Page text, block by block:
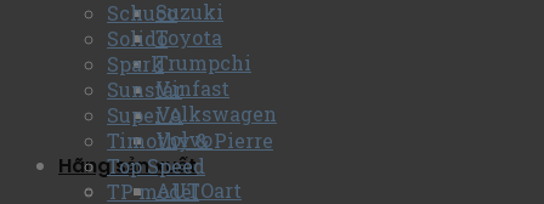
Suzuki
Toyota
Trumpchi
Vinfast
Volkswagen
Volvo
Hãng sản xuất
AUTOart
Schuco
Solido
Spark
Sunstar
Super A
Timothy & Pierre
Top Speed
TP model